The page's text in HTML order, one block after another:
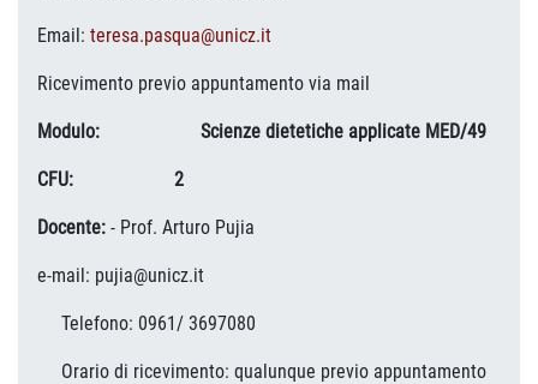
Email: teresa.pasqua@unicz.it
Ricevimento previo appuntamento via mail
Modulo: Scienze dietetiche applicate MED/49
CFU: 2
Docente: - Prof. Arturo Pujia
e-mail: pujia@unicz.it
Telefono: 0961/ 3697080
Orario di ricevimento: qualunque previo appuntamento